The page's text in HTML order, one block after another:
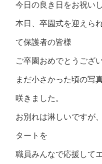
今日の良き日をお祝い
本日、卒園式を迎えら
て保護者の皆様
ご卒園おめでとうござ
まだ小さかった頃の写
咲きました。
お別れは淋しいですが
タートを
職員みんなで応援して